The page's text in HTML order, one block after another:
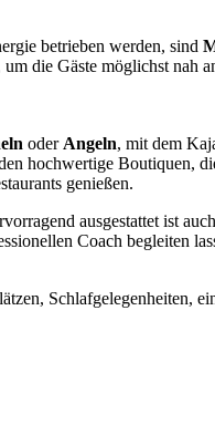
betrieben werden, sind
die Gäste möglichst nah
oder Angeln, mit dem
hochwertige Boutiquen,
genießen.
ausgestattet ist
Coach begleiten
Schlafgelegenheiten,